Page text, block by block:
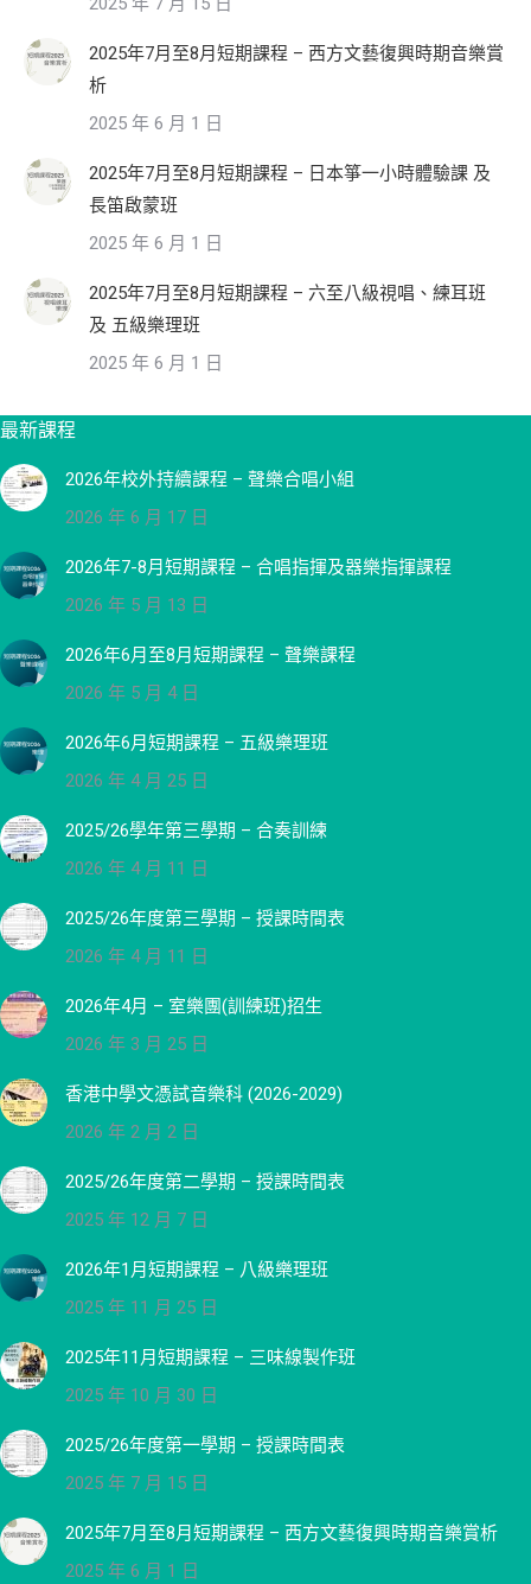
2025年7月至8月短期課程 – 西方文藝復興時期音樂賞
析
2025 年 6 月 1 日
2025年7月至8月短期課程 – 日本箏一小時體驗課 及
長笛啟蒙班
2025 年 6 月 1 日
2025年7月至8月短期課程 – 六至八級視唱、練耳班
及 五級樂理班
2025 年 6 月 1 日
最新課程
2026年校外持續課程 – 聲樂合唱小組
2026 年 6 月 17 日
2026年7-8月短期課程 – 合唱指揮及器樂指揮課程
2026 年 5 月 13 日
2026年6月至8月短期課程 – 聲樂課程
2026 年 5 月 4 日
2026年6月短期課程 – 五級樂理班
2026 年 4 月 25 日
2025/26學年第三學期 – 合奏訓練
2026 年 4 月 11 日
2025/26年度第三學期 – 授課時間表
2026 年 4 月 11 日
2026年4月 – 室樂團(訓練班)招生
2026 年 3 月 25 日
香港中學文憑試音樂科 (2026-2029)
2026 年 2 月 2 日
2025/26年度第二學期 – 授課時間表
2025 年 12 月 7 日
2026年1月短期課程 – 八級樂理班
2025 年 11 月 25 日
2025年11月短期課程 – 三味線製作班
2025 年 10 月 30 日
2025/26年度第一學期 – 授課時間表
2025 年 7 月 15 日
2025年7月至8月短期課程 – 西方文藝復興時期音樂賞析
2025 年 6 月 1 日